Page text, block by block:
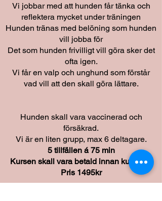
Vi jobbar med att hunden får tänka och
reflektera mycket under träningen
Hunden tränas med belöning som hunden
vill jobba för
Det som hunden frivilligt vill göra sker det
ofta igen.
Vi får en valp och unghund som förstår
vad vill att den skall göra lättare.
Hunden skall vara vaccinerad och
försäkrad.
Vi är en liten grupp, max 6 deltagare.
5 tillfällen á 75 min
Kursen skall vara betald innan kursstart
Pris 1495kr